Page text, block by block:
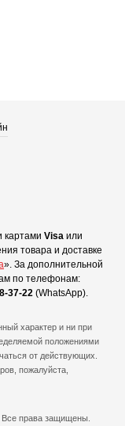
картами Visa или
товара и доставке
». За дополнительной
по телефонам:
37-22 (WhatsApp).
характер и ни при
положениями
от действующих.
пожалуйста,
Все права защищены.